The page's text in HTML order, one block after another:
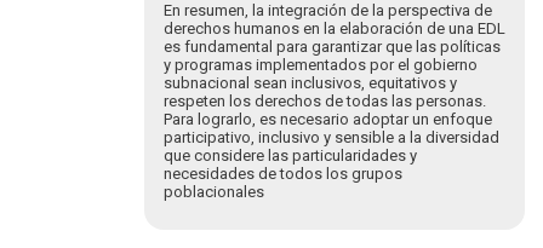
En resumen, la integración de la perspectiva de
derechos humanos en la elaboración de una EDL
es fundamental para garantizar que las políticas
y programas implementados por el gobierno
subnacional sean inclusivos, equitativos y
respeten los derechos de todas las personas.
Para lograrlo, es necesario adoptar un enfoque
participativo, inclusivo y sensible a la diversidad
que considere las particularidades y
necesidades de todos los grupos
poblacionales